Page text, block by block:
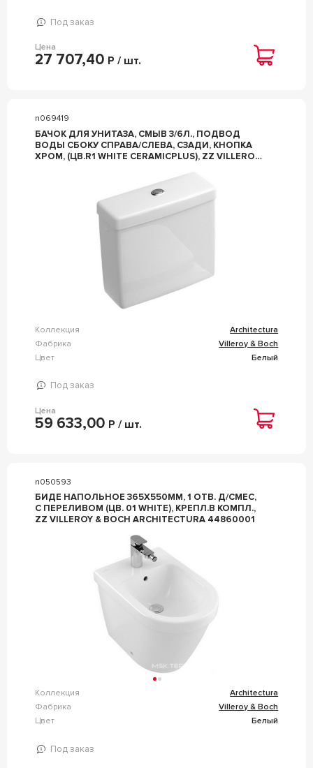
Под заказ
Цена
27 707,40 Р / шт.
n069419
БАЧОК ДЛЯ УНИТАЗА, СМЫВ 3/6Л., ПОДВОД
ВОДЫ СБОКУ СПРАВА/СЛЕВА, СЗАДИ, КНОПКА
ХРОМ, (ЦВ.R1 WHITE CERAMICPLUS), ZZ VILLEROY
Коллекция
Architectura
Фабрика
Villeroy & Boch
Цвет
Белый
Под заказ
Цена
59 633,00 Р / шт.
n050593
БИДЕ НАПОЛЬНОЕ 365Х550ММ, 1 ОТВ. Д/СМЕС,
С ПЕРЕЛИВОМ (ЦВ. 01 WHITE), КРЕПЛ.В КОМПЛ.,
ZZ VILLEROY & BOCH ARCHITECTURA 44860001
Коллекция
Architectura
Фабрика
Villeroy & Boch
Цвет
Белый
Под заказ